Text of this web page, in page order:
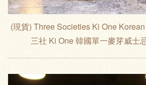
(現貨) Three Societies Ki One
三社 Ki One 韓國單一麥芽威士